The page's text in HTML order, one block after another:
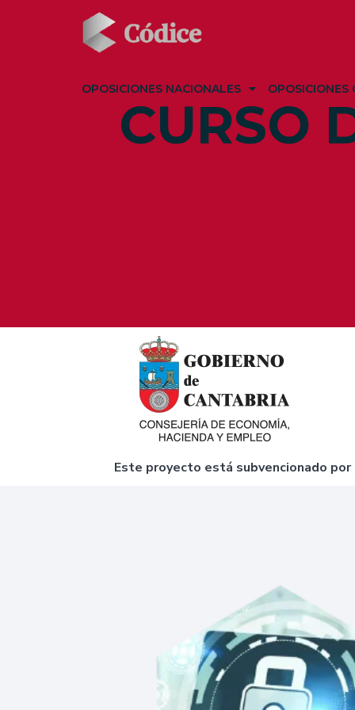
OPOSICIONES NACIONALES OPOSICIONES
CURSO
Este proyecto está subvencionado